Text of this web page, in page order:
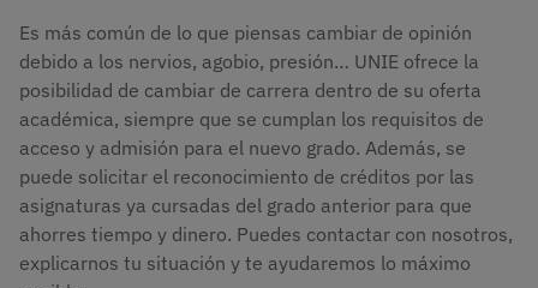
Es más común de lo que piensas cambiar de opinión
debido a los nervios, agobio, presión… UNIE ofrece la
posibilidad de cambiar de carrera dentro de su oferta
académica, siempre que se cumplan los requisitos de
acceso y admisión para el nuevo grado. Además, se
puede solicitar el reconocimiento de créditos por las
asignaturas ya cursadas del grado anterior para que
ahorres tiempo y dinero. Puedes contactar con nosotros,
explicarnos tu situación y te ayudaremos lo máximo